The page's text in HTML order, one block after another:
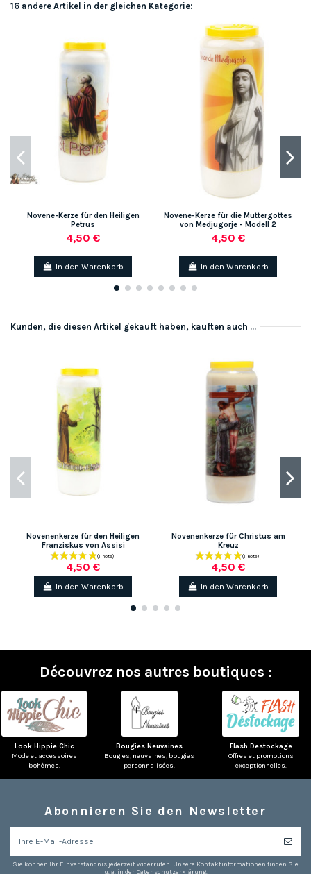
16 andere Artikel in der gleichen Kategorie:
Novene-Kerze für den Heiligen
Petrus
4,50 €
In den Warenkorb
Novene-Kerze für die Muttergottes
von Medjugorje - Modell 2
4,50 €
In den Warenkorb
Kunden, die diesen Artikel gekauft haben, kauften auch ...
Novenenkerze für den Heiligen
Franziskus von Assisi
4,50 €
In den Warenkorb
Novenenkerze für Christus am
Kreuz
4,50 €
In den Warenkorb
Découvrez nos autres boutiques :
Look Hippie Chic
Mode et accessoires
bohèmes.
Bougies Neuvaines
Bougies, neuvaines, bougies
personnalisées.
Flash Destockage
Offres et promotions
exceptionnelles.
Abonnieren Sie den Newsletter
Sie können Ihr Einverständnis jederzeit widerrufen. Unsere Kontaktinformationen finden Sie
u. a. in der Datenschutzerklärung.